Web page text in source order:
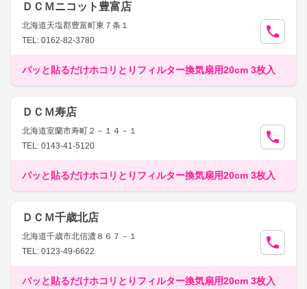
ＤＣＭニコット豊富店
北海道天塩郡豊富町東７条１
TEL: 0162-82-3780
パッと貼るだけホコリとりフィルター換気扇用20cm 3枚入
ＤＣＭ寿店
北海道室蘭市寿町２－１４－１
TEL: 0143-41-5120
パッと貼るだけホコリとりフィルター換気扇用20cm 3枚入
ＤＣＭ千歳北店
北海道千歳市北信濃８６７－１
TEL: 0123-49-6622
パッと貼るだけホコリとりフィルター換気扇用20cm 3枚入